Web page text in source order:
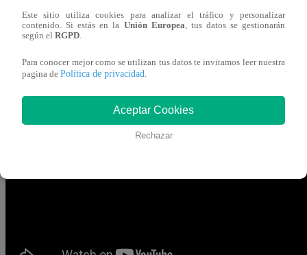
TE PUEDE INTERESAR |El Gran Chef
a la Salsatón
El concursante aseguró que, más allá de demostrarle
Añadió:“Leyla, la indiferencia hace que el hombre se
Este sitio utiliza cookies para analizar el tráfico y personalizar
contenido. Si estás en la Unión Europea, tus datos se gestionarán
según el RGPD.
Para conocer mejor como se utilizan tus datos te invitamos leer nuestra
pagina de Política de privacidad.
Aceptar Cookies
Rechazar